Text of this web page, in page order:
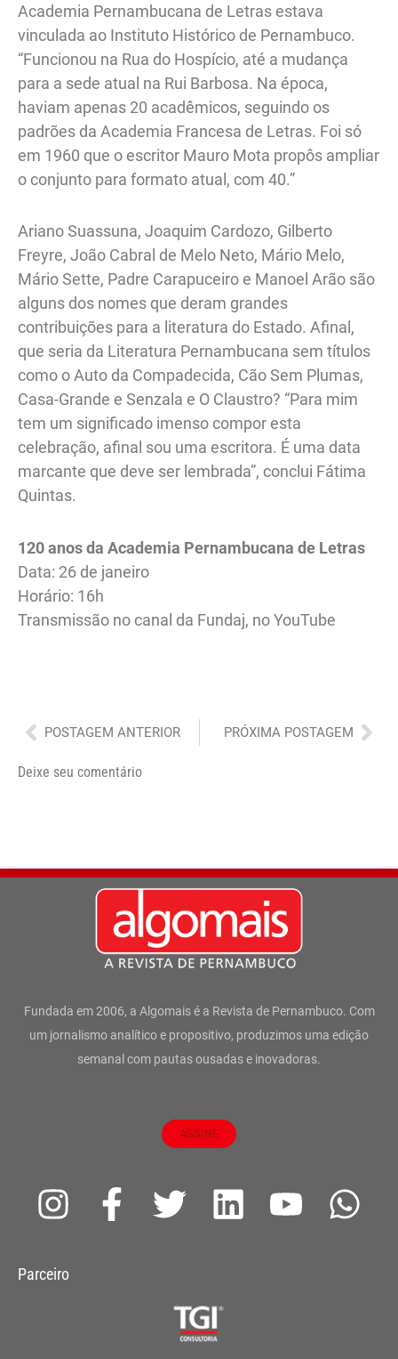
Academia Pernambucana de Letras estava
vinculada ao Instituto Histórico de Pernambuco.
“Funcionou na Rua do Hospício, até a mudança
para a sede atual na Rui Barbosa. Na época,
haviam apenas 20 acadêmicos, seguindo os
padrões da Academia Francesa de Letras. Foi só
em 1960 que o escritor Mauro Mota propôs ampliar
o conjunto para formato atual, com 40.”
Ariano Suassuna, Joaquim Cardozo, Gilberto
Freyre, João Cabral de Melo Neto, Mário Melo,
Mário Sette, Padre Carapuceiro e Manoel Arão são
alguns dos nomes que deram grandes
contribuições para a literatura do Estado. Afinal,
que seria da Literatura Pernambucana sem títulos
como o Auto da Compadecida, Cão Sem Plumas,
Casa-Grande e Senzala e O Claustro? “Para mim
tem um significado imenso compor esta
celebração, afinal sou uma escritora. É uma data
marcante que deve ser lembrada”, conclui Fátima
Quintas.
120 anos da Academia Pernambucana de Letras
Data: 26 de janeiro
Horário: 16h
Transmissão no canal da Fundaj, no YouTube
Anterior
POSTAGEM ANTERIOR PRÓXIMA POSTAGEM
Deixe seu comentário
Fundada em 2006, a Algomais é a Revista de Pernambuco. Com
um jornalismo analítico e propositivo, produzimos uma edição
semanal com pautas ousadas e inovadoras.
ASSINE
I
s
F
a
T
t
L
Y
W
Parceiro